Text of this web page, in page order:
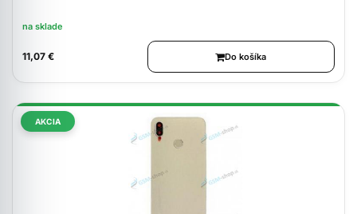
na sklade
11,07 € Do košíka
AKCIA